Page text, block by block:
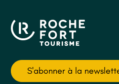
S'abonner à la